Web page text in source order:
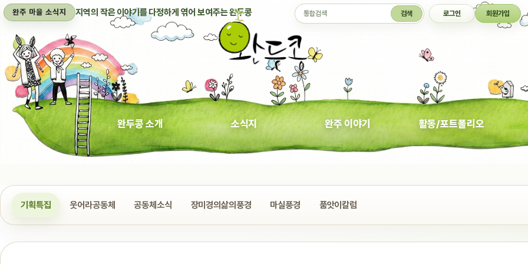
완주 마을 소식지 지역의 작은 이야기를 다정하게 엮어 보여주는 완두콩 통합검색 검색 로그인 회원가입
완두콩 소개 소식지 완주 이야기 활동/포트폴리오
기획특집 웃어라공동체 공동체소식 장미경의삶의풍경 마실풍경 품앗이칼럼